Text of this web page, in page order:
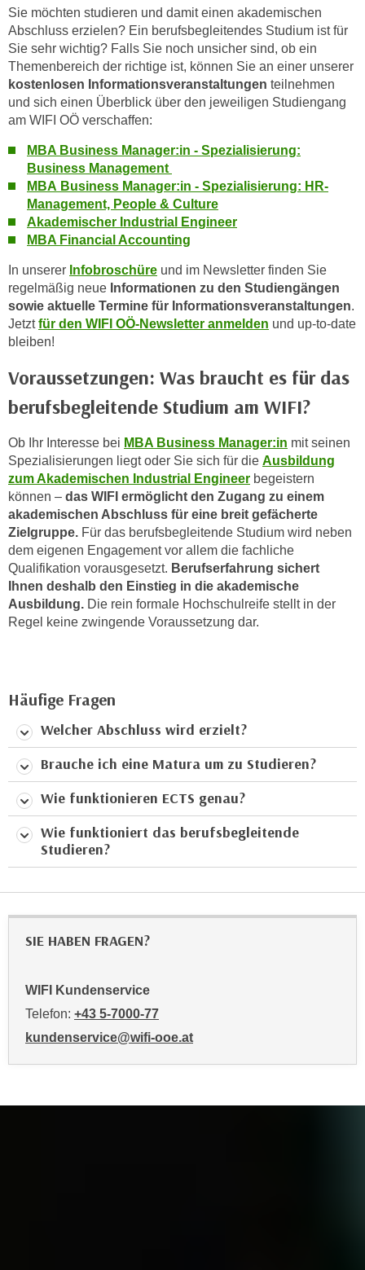
Sie möchten studieren und damit einen akademischen
Abschluss erzielen? Ein berufsbegleitendes Studium ist für
Sie sehr wichtig? Falls Sie noch unsicher sind, ob ein
Themenbereich der richtige ist, können Sie an einer unserer
kostenlosen Informationsveranstaltungen teilnehmen
und sich einen Überblick über den jeweiligen Studiengang
am WIFI OÖ verschaffen:
MBA Business Manager:in - Spezialisierung:
Business Management
MBA Business Manager:in - Spezialisierung: HR-
Management, People & Culture
Akademischer Industrial Engineer
MBA Financial Accounting
In unserer Infobroschüre und im Newsletter finden Sie
regelmäßig neue Informationen zu den Studiengängen
sowie aktuelle Termine für Informationsveranstaltungen.
Jetztfür den WIFI OÖ-Newsletter anmelden und up-to-date
bleiben!
Voraussetzungen: Was braucht es für das
berufsbegleitende Studium am WIFI?
Ob Ihr Interesse bei MBA Business Manager:in mit seinen
Spezialisierungen liegt oder Sie sich für die Ausbildung
zum Akademischen Industrial Engineer begeistern
können – das WIFI ermöglicht den Zugang zu einem
akademischen Abschluss für eine breit gefächerte
Zielgruppe. Für das berufsbegleitende Studium wird neben
dem eigenen Engagement vor allem die fachliche
Qualifikation vorausgesetzt. Berufserfahrung sichert
Ihnen deshalb den Einstieg in die akademische
Ausbildung. Die rein formale Hochschulreife stellt in der
Regel keine zwingende Voraussetzung dar.
Häufige Fragen
Welcher Abschluss wird erzielt?
Brauche ich eine Matura um zu Studieren?
Wie funktionieren ECTS genau?
Wie funktioniert das berufsbegleitende
Studieren?
SIE HABEN FRAGEN?
WIFI Kundenservice
Telefon: +43 5-7000-77
kundenservice@wifi-ooe.at
s
z
u
a
k
z
e
p
i
r
e
n
o
d
e
r
i
k
e
n
S
i
e
a
u
"
s
n
n
"
e
o